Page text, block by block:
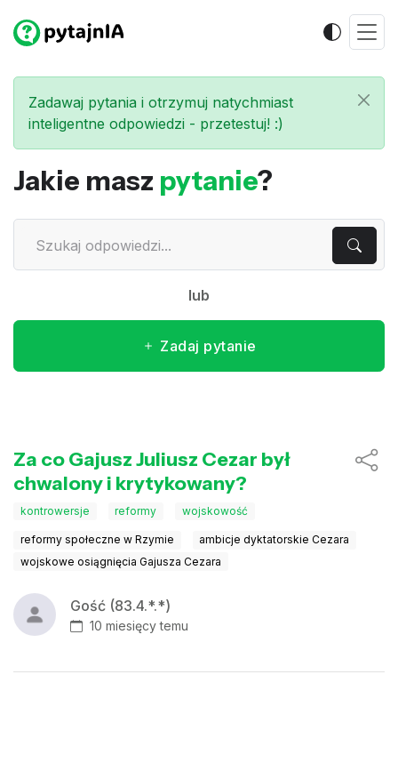
Zadawaj pytania i otrzymuj natychmiast
inteligentne odpowiedzi - przetestuj! :)
Jakie masz pytanie?
lub
Zadaj pytanie
Za co Gajusz Juliusz Cezar był
chwalony i krytykowany?
kontrowersje reformy wojskowość
reformy społeczne w Rzymie
ambicje dyktatorskie Cezara
wojskowe osiągnięcia Gajusza Cezara
Gość (83.4.*.*)
10 miesięcy temu